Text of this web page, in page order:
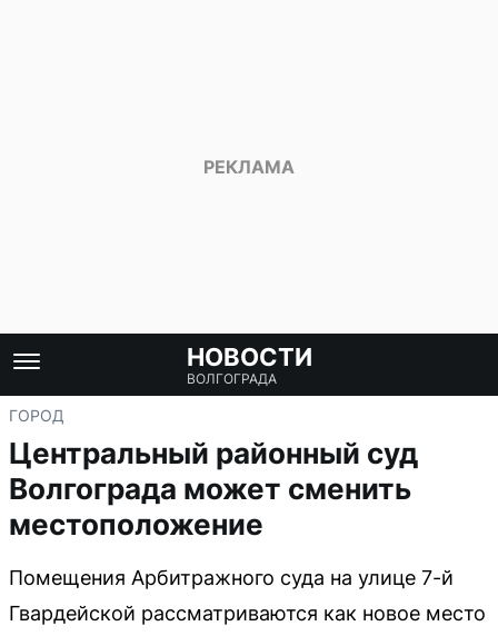
НОВОСТИ
ВОЛГОГРАДА
ГОРОД
Центральный районный суд
Волгограда может сменить
местоположение
Помещения Арбитражного суда на улице 7-й
Гвардейской рассматриваются как новое место